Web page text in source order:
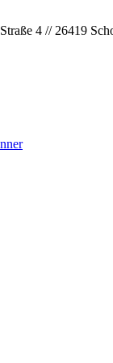
4 // 26419